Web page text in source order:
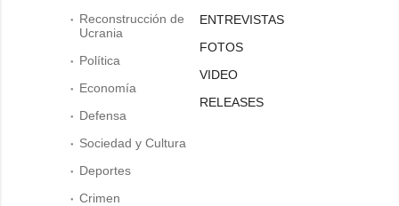
Reconstrucción de
Ucrania
Política
Economía
Defensa
Sociedad y Cultura
Deportes
Crimen
ENTREVISTAS
FOTOS
VIDEO
RELEASES